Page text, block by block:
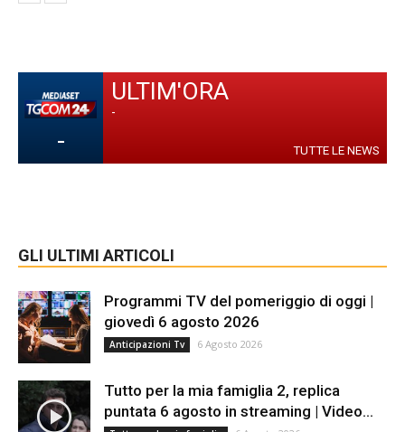
-
ULTIM'ORA
-
TUTTE LE NEWS
GLI ULTIMI ARTICOLI
Programmi TV del pomeriggio di oggi |
giovedì 6 agosto 2026
Anticipazioni Tv 6 Agosto 2026
Tutto per la mia famiglia 2, replica
puntata 6 agosto in streaming | Video...